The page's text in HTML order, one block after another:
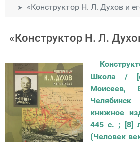
«Конструктор Н. Л. Духов и
«Конструктор Н. Л.
Школа /
книжное
445 с. ; [8]
(Человек